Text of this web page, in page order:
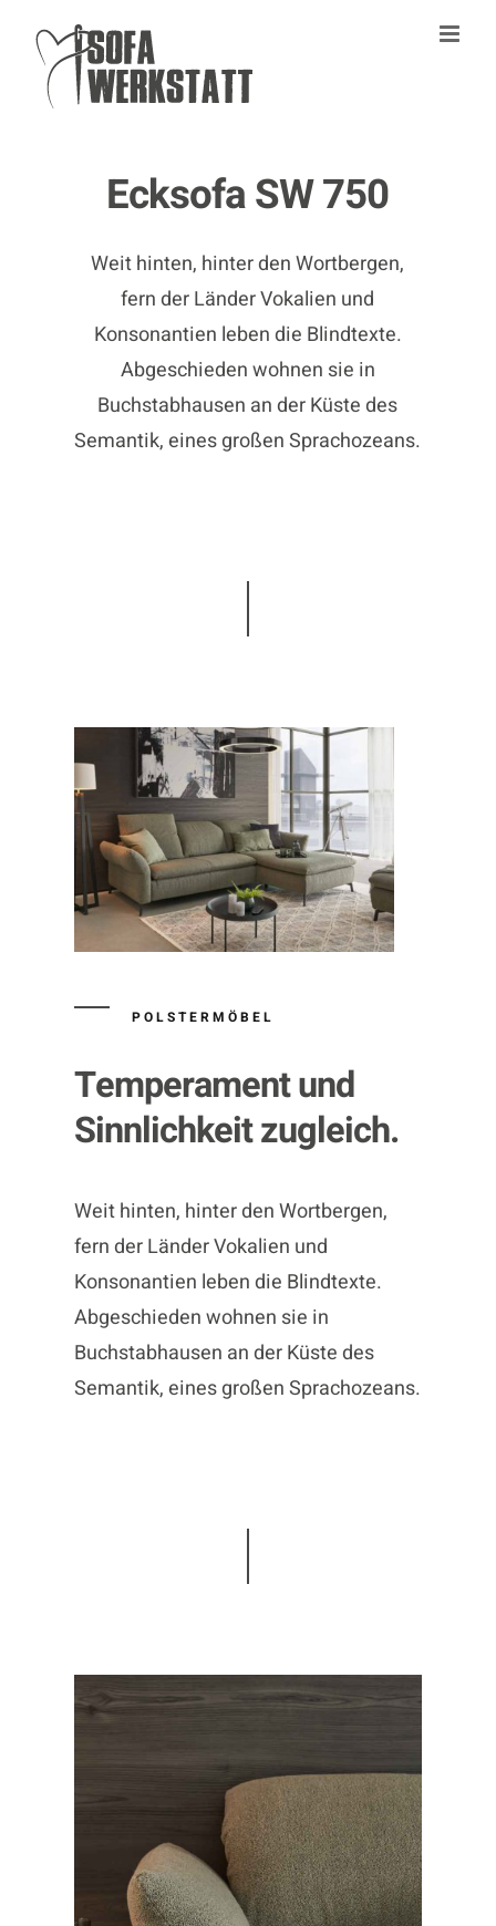
Inhalt
springen
Ecksofa SW 750
Weit hinten, hinter den Wortbergen,
fern der Länder Vokalien und
Konsonantien leben die Blindtexte.
Abgeschieden wohnen sie in
Buchstabhausen an der Küste des
Semantik, eines großen Sprachozeans.
POLSTERMÖBEL
Temperament und
Sinnlichkeit zugleich.
Weit hinten, hinter den Wortbergen,
fern der Länder Vokalien und
Konsonantien leben die Blindtexte.
Abgeschieden wohnen sie in
Buchstabhausen an der Küste des
Semantik, eines großen Sprachozeans.